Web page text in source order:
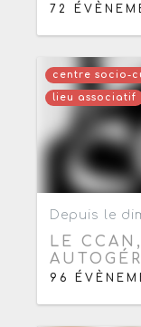
72
centre socio-
lieu associatif
Depuis le
LE
96